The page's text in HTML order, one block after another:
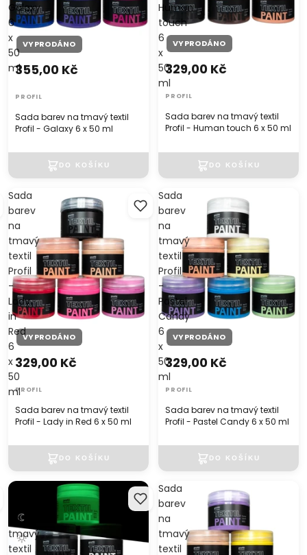
Galaxy
6
x
50
ml
VYPRODÁNO
Sada barev na tmavý textil
Profil - Galaxy 6 x 50 ml
355,00 Kč
PROFIL
Human
touch
6
x
50
ml
VYPRODÁNO
Sada barev na tmavý textil
Profil - Human touch 6 x 50 ml
329,00 Kč
PROFIL
Sada
barev
na
tmavý
textil
Profil
-
Lady
in
Red
6
x
50
ml
VYPRODÁNO
Sada barev na tmavý textil
Profil - Lady in Red 6 x 50 ml
329,00 Kč
PROFIL
Sada
barev
na
tmavý
textil
Profil
-
Pastel
Candy
6
x
50
ml
VYPRODÁNO
Sada barev na tmavý textil
Profil - Pastel Candy 6 x 50 ml
329,00 Kč
PROFIL
Sada
na
tmavý
textil
Sada
barev
na
tmavý
textil